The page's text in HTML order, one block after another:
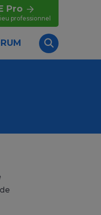
Pro
professionnel
Recherche